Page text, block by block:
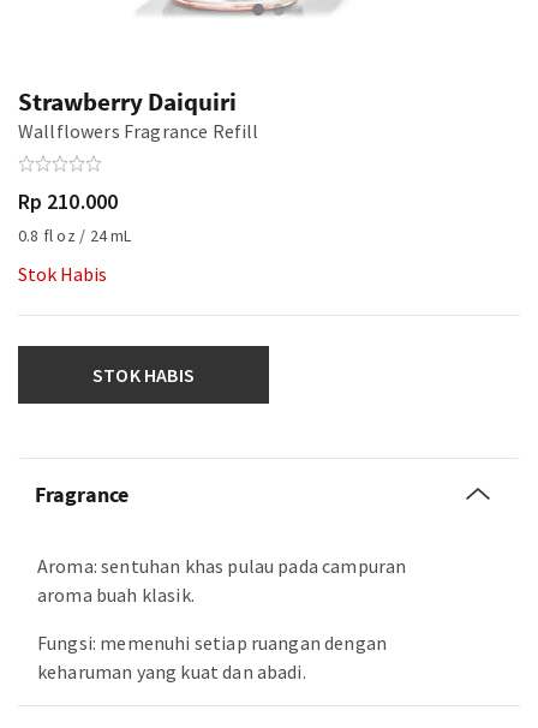
Strawberry Daiquiri
Wallflowers Fragrance Refill
Rp 210.000
0.8 fl oz / 24 mL
Stok Habis
STOK HABIS
Fragrance
Aroma: sentuhan khas pulau pada campuran
aroma buah klasik.
Fungsi: memenuhi setiap ruangan dengan
keharuman yang kuat dan abadi.